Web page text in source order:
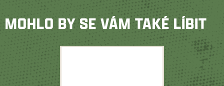
MOHLO BY SE VÁM TAKÉ LÍBIT